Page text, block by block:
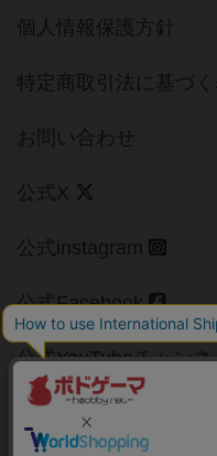
個人情報保護方針
特定商取引法に基づ
お問い合わせ
公式X
公式instagram
公式Facebook
公式YouTubeチャン